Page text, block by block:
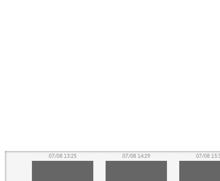
07/08 13:25 07/08 14:29 07/08